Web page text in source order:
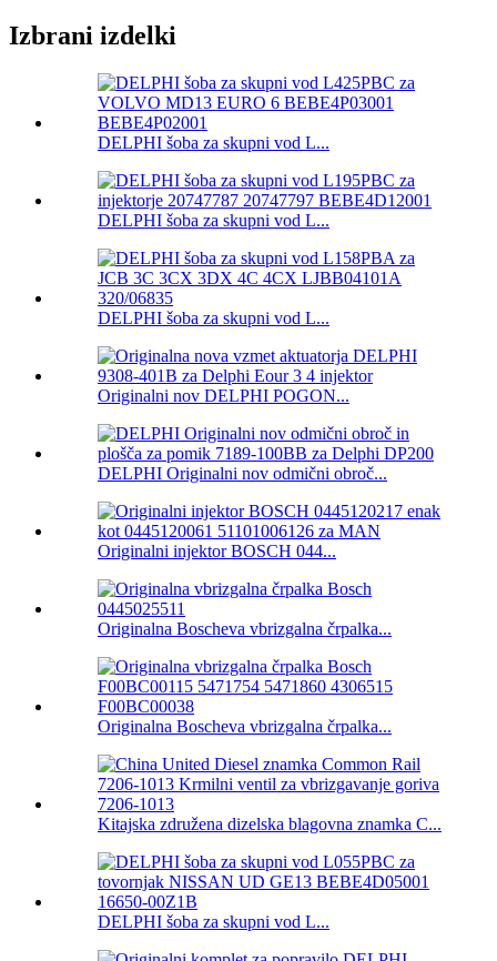
Izbrani izdelki
DELPHI šoba za skupni vod L...
DELPHI šoba za skupni vod L...
DELPHI šoba za skupni vod L...
Originalni nov DELPHI POGON...
DELPHI Originalni nov odmični obroč...
Originalni injektor BOSCH 044...
Originalna Boscheva vbrizgalna črpalka...
Originalna Boscheva vbrizgalna črpalka...
Kitajska združena dizelska blagovna znamka C...
DELPHI šoba za skupni vod L...